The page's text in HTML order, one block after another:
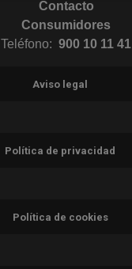
Contacto
Consumidores
Teléfono: 900 10 11 41
Aviso legal
Política de privacidad
Política de cookies